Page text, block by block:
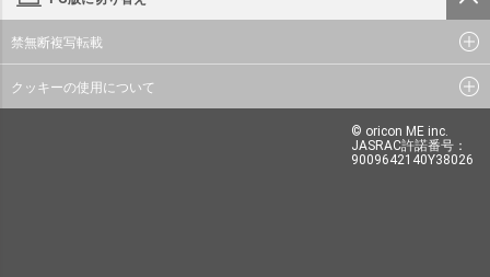
禁無断複写転載
クッキーの使用について
© oricon ME inc.
JASRAC許諾番号：
9009642140Y38026